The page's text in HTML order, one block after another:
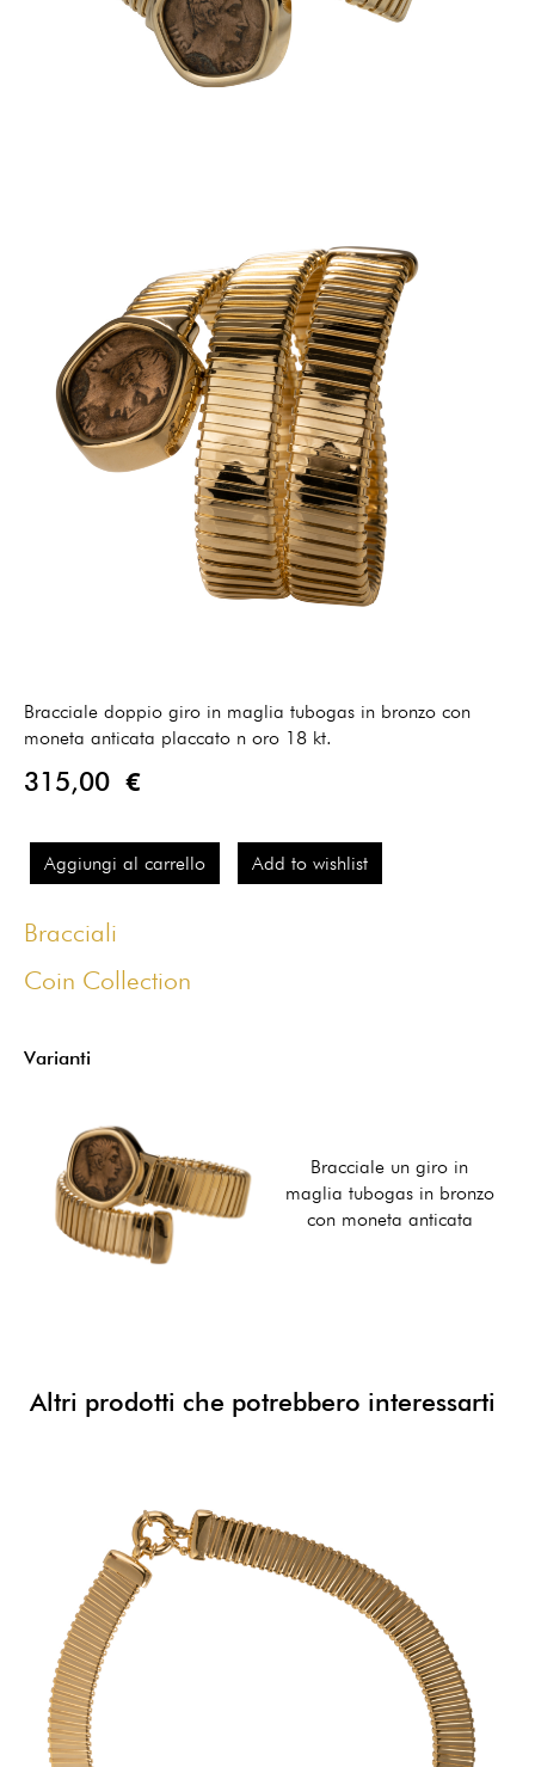
Bracciale doppio giro in maglia tubogas in bronzo con
moneta anticata placcato n oro 18 kt.
315,00 €
Aggiungi al carrello Add to wishlist
Bracciali
Coin Collection
Varianti
Bracciale un giro in
maglia tubogas in bronzo
con moneta anticata
Altri prodotti che potrebbero interessarti